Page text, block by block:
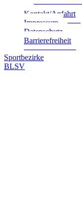
Kontakt/Anfahrt
Impres­sum
Daten­schutz
Bar­rie­re­frei­heit
Sportbezirke
BLSV